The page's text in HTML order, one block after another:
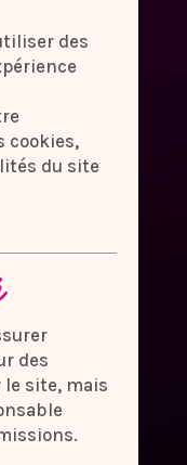
des
cookies,
du site
des
site, mais